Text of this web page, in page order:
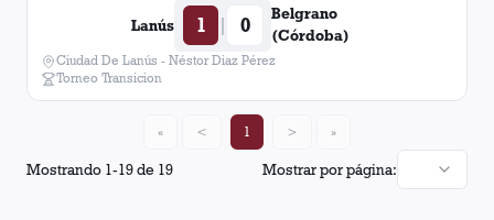
Lanús 1 | 0
Belgrano
(Córdoba)
Ciudad De Lanús - Néstor Diaz Pérez
Torneo Transicion
Mostrando 1-19de 19 Mostrar por página:
« < 1 > »